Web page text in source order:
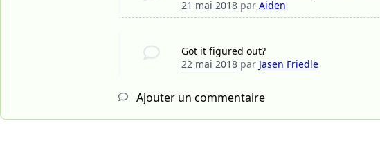
21 mai 2018 parAiden
Got it figured out?
22 mai 2018 par Jasen Friedle
Ajouter un commentaire